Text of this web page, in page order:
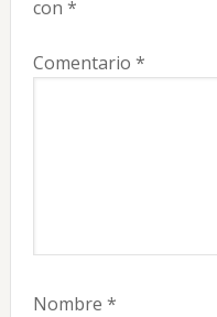
con *
Comentario *
Nombre *